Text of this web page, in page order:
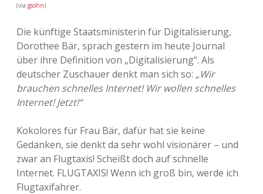
Adventskalender 2018
Adventskalender 2019
Adventskalender 2020
Adventskalender 2021
Adventskalender 2022
(via gsohn)
Die künftige Staatsministerin für Digitalisierung,
Dorothee Bär, sprach gestern im heute Journal
über ihre Definition von „Digitalisierung“. Als
deutscher Zuschauer denkt man sich so: „Wir
brauchen schnelles Internet! Wir wollen schnelles
Internet! Jetzt!“
Kokolores für Frau Bär, dafür hat sie keine
Gedanken, sie denkt da sehr wohl visionärer – und
zwar an Flugtaxis! Scheißt doch auf schnelle
Internet. FLUGTAXIS! Wenn ich groß bin, werde ich
Flugtaxifahrer.